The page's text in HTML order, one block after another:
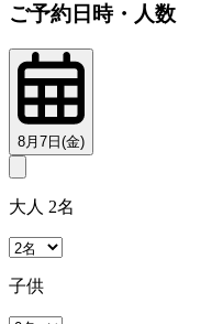
ご予約日時・人数
8月7日(金)
大人 2名
子供